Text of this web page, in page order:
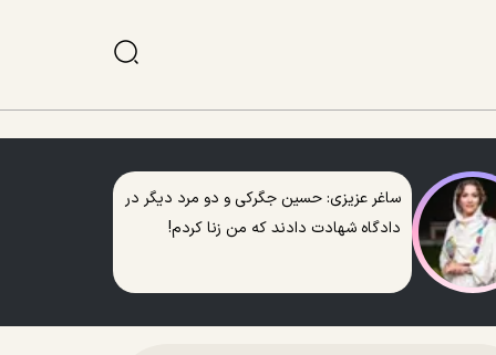
ساغر عزیزی: حسین جگرکی و دو مرد دیگر در
دادگاه شهادت دادند که من زنا کردم!